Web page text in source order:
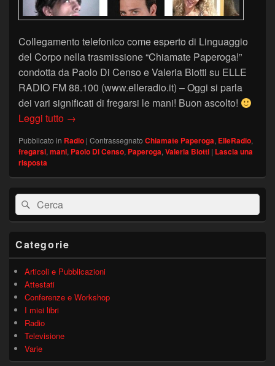
Collegamento telefonico come esperto di Linguaggio
del Corpo nella trasmissione “Chiamate Paperoga!”
condotta da Paolo Di Censo e Valeria Biotti su ELLE
RADIO FM 88.100 (www.elleradio.it) – Oggi si parla
dei vari significati di fregarsi le mani! Buon ascolto!
Leggi tutto FREGARSI LE MANI, COSA SIGNIFICA? –
→
Pubblicato in Radio | Contrassegnato Chiamate Paperoga, ElleRadio,
fregarsi,mani, Paolo Di Censo, Paperoga,Valeria Biotti | Lascia una
risposta
Area
widget
barra
Cerca:Cerca
Categorie
Articoli e Pubblicazioni
Attestati
Conferenze e Workshop
I miei libri
Radio
Televisione
Varie